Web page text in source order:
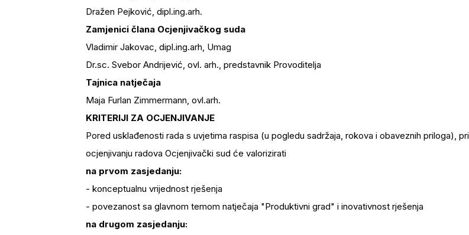
Dražen Pejković, dipl.ing.arh.
Zamjenici člana Ocjenjivačkog suda
Vladimir Jakovac, dipl.ing.arh, Umag
Dr.sc. Svebor Andrijević, ovl. arh., predstavnik Provoditelja
Tajnica natječaja
Maja Furlan Zimmermann, ovl.arh.
KRITERIJI ZA OCJENJIVANJE
Pored usklađenosti rada s uvjetima raspisa (u pogledu sadržaja, rokova i obaveznih priloga), pri
ocjenjivanju radova Ocjenjivački sud će valorizirati
na prvom zasjedanju:
- konceptualnu vrijednost rješenja
- povezanost sa glavnom temom natječaja "Produktivni grad" i inovativnost rješenja
na drugom zasjedanju: